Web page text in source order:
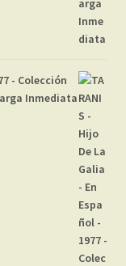
- Colección
Inmediata